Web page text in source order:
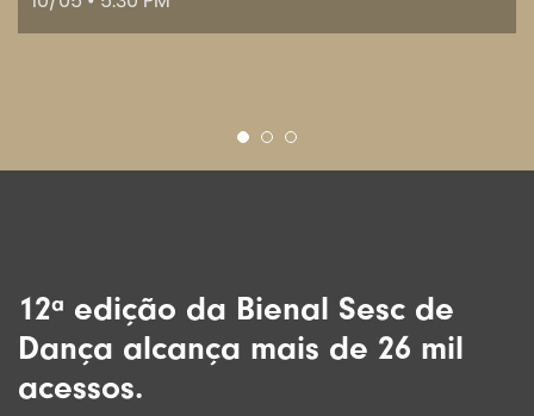
12ª edição da Bienal Sesc de
Dança alcança mais de 26 mil
acessos.